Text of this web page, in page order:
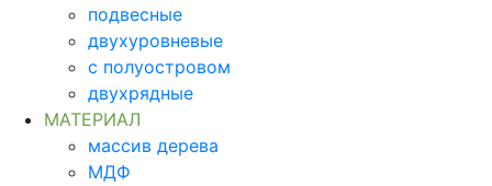
подвесные
двухуровневые
с полуостровом
двухрядные
МАТЕРИАЛ
массив дерева
МДФ